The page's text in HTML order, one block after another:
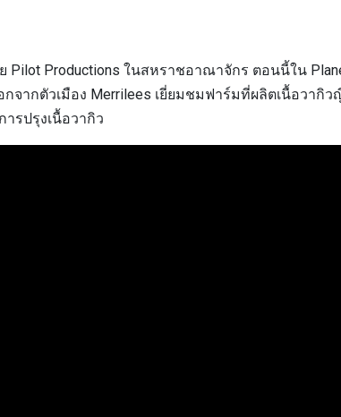
Pilot Productions ในสหราชอาณาจักร ตอนนี้ใน
จากตัวเมือง Merrilees เยี่ยมชมฟาร์มที่ผลิตเนื้อวา
รปรุงเนื้อวากิว